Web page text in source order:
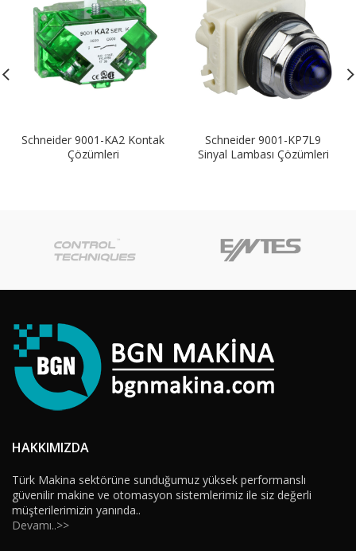
Schneider 9001-KA2 Kontak
Çözümleri
Schneider 9001-KP7L9
Sinyal Lambası Çözümleri
HAKKIMIZDA
Türk Makina sektörüne sunduğumuz yüksek performanslı
güvenilir makine ve otomasyon sistemlerimiz ile siz değerli
müşterilerimizin yanında..
Devamı..>>